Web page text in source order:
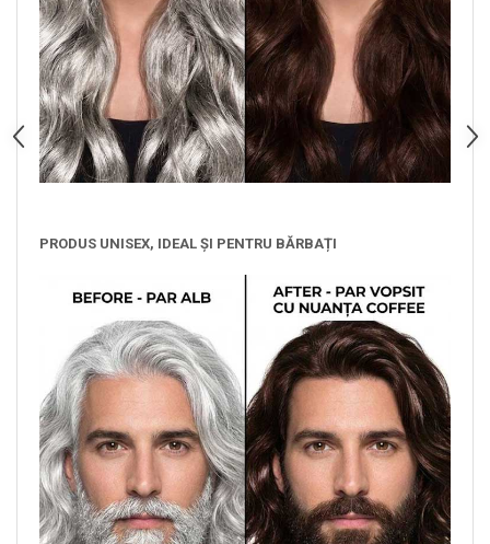
PRODUS UNISEX, IDEAL ȘI PENTRU BĂRBAȚI